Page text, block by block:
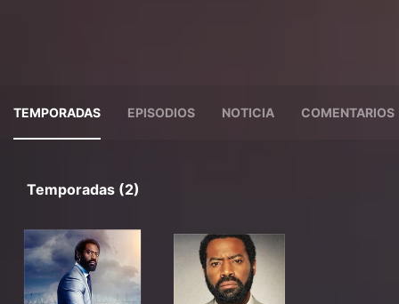
TEMPORADAS EPISODIOS NOTICIA COMENTARIOS
Temporadas (2)